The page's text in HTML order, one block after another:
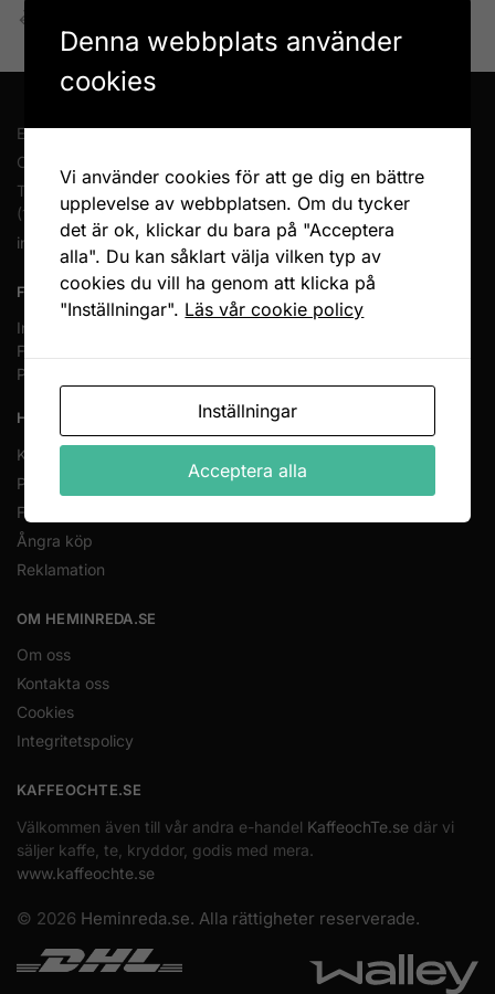
Öppet köp 14 dagar
En del av Novodesign AB
Org.nr. 556790-1235
Tel.
08-400 209 60
(10-17 mån-fre)
info@heminreda.se
FÖLJ OSS
Instagram
Facebook
Pinterest
HANDLA HOS OSS
Köpvillkor
Priser och betalning
Frakt och leverans
Ångra köp
Reklamation
OM HEMINREDA.SE
Om oss
Kontakta oss
Cookies
Integritetspolicy
KAFFEOCHTE.SE
Välkommen även till vår andra e-handel KaffeochTe.se där vi
säljer kaffe, te, kryddor, godis med mera.
www.kaffeochte.se
© 2026 Heminreda.se. Alla rättigheter reserverade.
Denna webbplats använder
cookies
Vi använder cookies för att ge dig en bättre
upplevelse av webbplatsen. Om du tycker
det är ok, klickar du bara på "Acceptera
alla". Du kan såklart välja vilken typ av
cookies du vill ha genom att klicka på
"Inställningar". Läs vår cookie policy
Inställningar
Acceptera alla